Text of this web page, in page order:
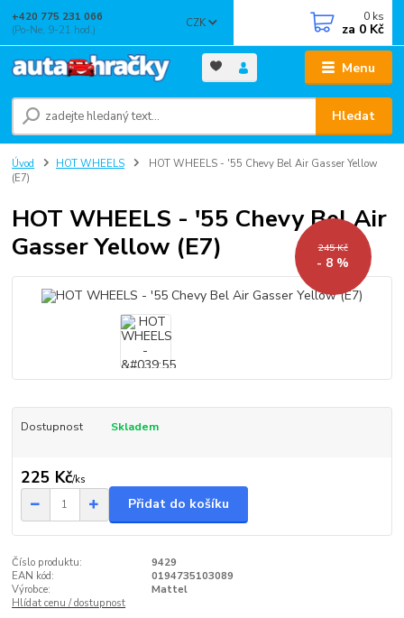
Menu
CZK
Hledat
+420 775 231 066
(Po-Ne, 9-21 hod.)
0 ks
za 0 Kč
Úvod HOT WHEELS
HOT WHEELS - '55 Chevy Bel Air Gasser Yellow
(E7)
HOT WHEELS - '55 Chevy Bel Air
Gasser Yellow (E7)
245 Kč
- 8 %
Dostupnost Skladem
225 Kč/ks
Přidat do košíku
Číslo produktu:
9429
EAN kód:
0194735103089
Výrobce:
Mattel
Hlídat cenu / dostupnost